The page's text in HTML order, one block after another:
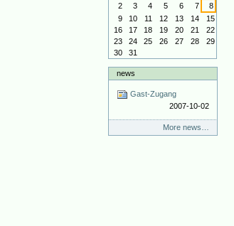
2
3 4 5 6 7
8
9
10 11 12 13 14
15
16
17 18 19 20 21
22
23
24 25 26 27 28
29
30
31
news
Gast-Zugang
2007-10-02
More news…